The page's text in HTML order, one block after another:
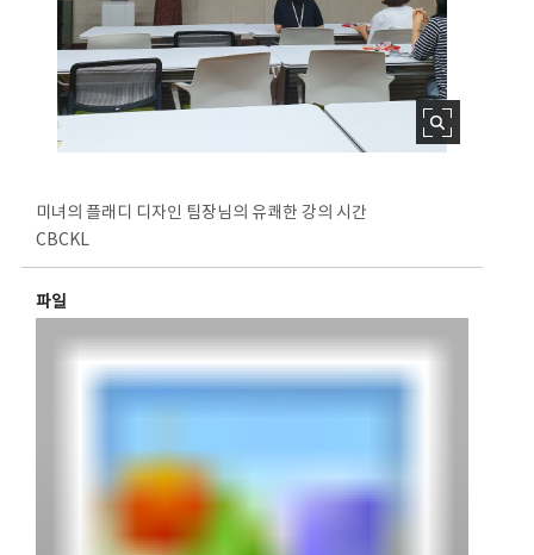
미녀의 플래디 디자인 팀장님의 유쾌한 강의 시간
CBCKL
파일